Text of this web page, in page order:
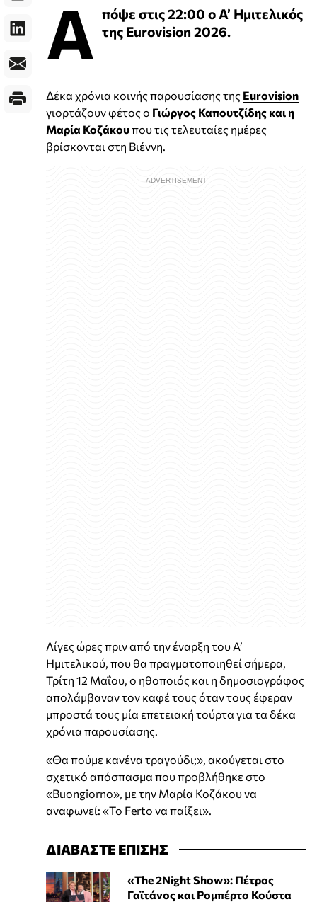
Α πόψε στις 22:00 ο Α’ Ημιτελικός
της Eurovision 2026.
Δέκα χρόνια κοινής παρουσίασης της Eurovision
γιορτάζουν φέτος ο Γιώργος Καπουτζίδης και η
Μαρία Κοζάκουπου τις τελευταίες ημέρες
βρίσκονται στη Βιέννη.
Λίγες ώρες πριν από την έναρξη του Α’
Ημιτελικού, που θα πραγματοποιηθεί σήμερα,
Τρίτη 12 Μαΐου, ο ηθοποιός και η δημοσιογράφος
απολάμβαναν τον καφέ τους όταν τους έφεραν
μπροστά τους μία επετειακή τούρτα για τα δέκα
χρόνια παρουσίασης.
«Θα πούμε κανένα τραγούδι;», ακούγεται στο
σχετικό απόσπασμα που προβλήθηκε στο
«Buongiorno», με την Μαρία Κοζάκου να
αναφωνεί: «Το Ferto να παίξει».
ΔΙΑΒΑΣΤΕ ΕΠΙΣΗΣ
«The 2Night Show»: Πέτρος
Γαϊτάνος και Ρομπέρτο Κούστα